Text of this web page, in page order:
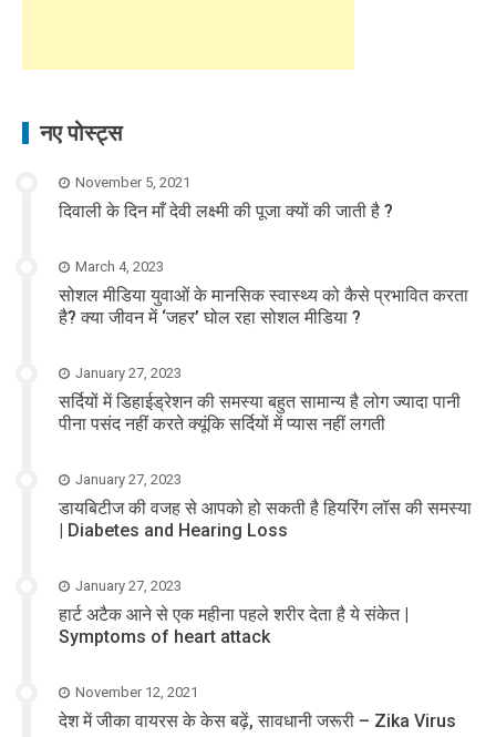
नए पोस्ट्स
November 5, 2021
दिवाली के दिन माँ देवी लक्ष्मी की पूजा क्यों की जाती है ?
March 4, 2023
सोशल मीडिया युवाओं के मानसिक स्वास्थ्य को कैसे प्रभावित करता
है? क्या जीवन में ‘जहर’ घोल रहा सोशल मीडिया ?
January 27, 2023
सर्दियों में डिहाईड्रेशन की समस्या बहुत सामान्य है लोग ज्यादा पानी
पीना पसंद नहीं करते क्यूंकि सर्दियों में प्यास नहीं लगती
January 27, 2023
डायबिटीज की वजह से आपको हो सकती है हियरिंग लॉस की समस्या
| Diabetes and Hearing Loss
January 27, 2023
हार्ट अटैक आने से एक महीना पहले शरीर देता है ये संकेत |
Symptoms of heart attack
November 12, 2021
देश में जीका वायरस के केस बढ़ें, सावधानी जरूरी – Zika Virus